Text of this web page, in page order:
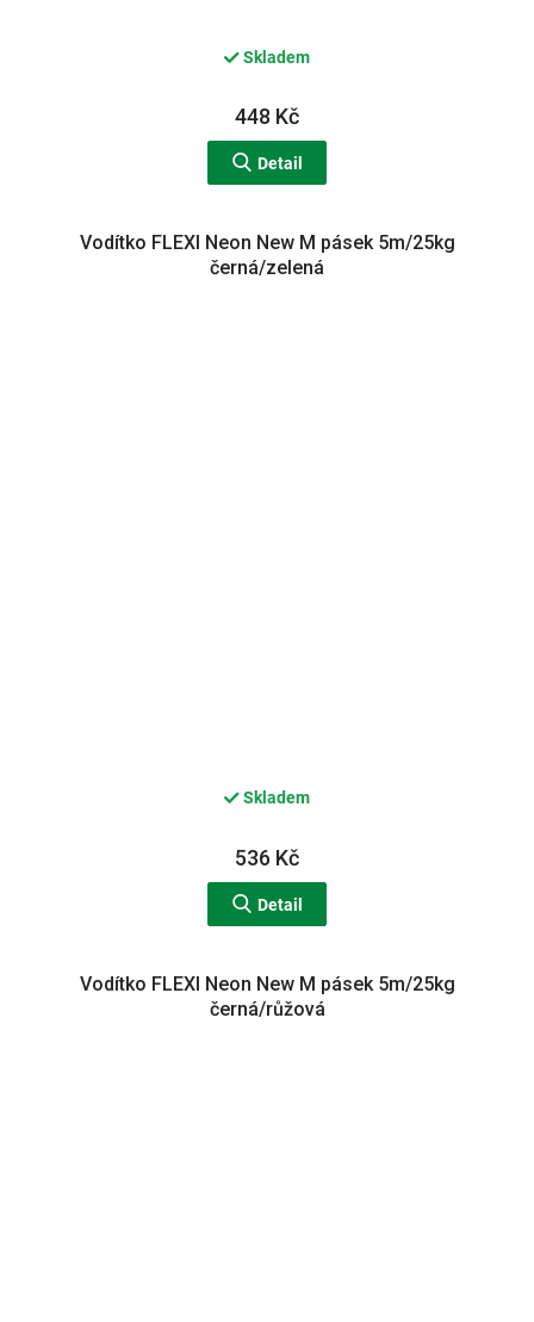
Skladem
448 Kč
Detail
Vodítko FLEXI Neon New M pásek 5m/25kg
černá/zelená
Skladem
536 Kč
Detail
Vodítko FLEXI Neon New M pásek 5m/25kg
černá/růžová